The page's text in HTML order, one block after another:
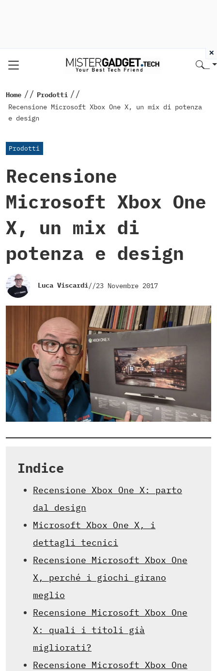
Home // Prodotti //
Recensione Microsoft Xbox One X, un mix di potenza
e design
Prodotti
Recensione
Microsoft Xbox One
X, un mix di
potenza e design
Luca Viscardi//23 Novembre 2017
Indice
Recensione Xbox One X: parto
dal design
Microsoft Xbox One X, i
dettagli tecnici
Recensione Microsoft Xbox One
X, perché i giochi girano
meglio
Recensione Microsoft Xbox One
X: quali i titoli già
migliorati?
Recensione Microsoft Xbox One
×